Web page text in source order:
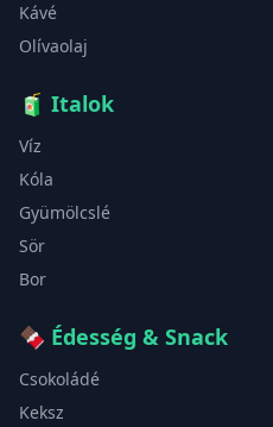
Kávé
Olívaolaj
🧃 Italok
Víz
Kóla
Gyümölcslé
Sör
Bor
🍫 Édesség & Snack
Csokoládé
Keksz